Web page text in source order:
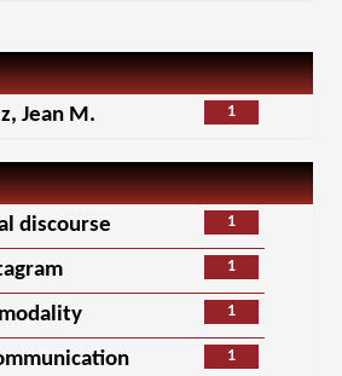
1
Jean M.
1
discourse
1
1
1